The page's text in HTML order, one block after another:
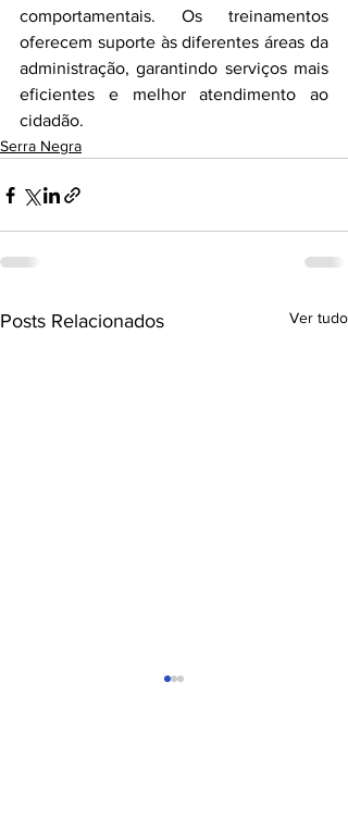
comportamentais. Os treinamentos
oferecem suporte às diferentes áreas da
administração, garantindo serviços mais
eficientes e melhor atendimento ao
cidadão.
Serra Negra
Posts Relacionados Ver tudo